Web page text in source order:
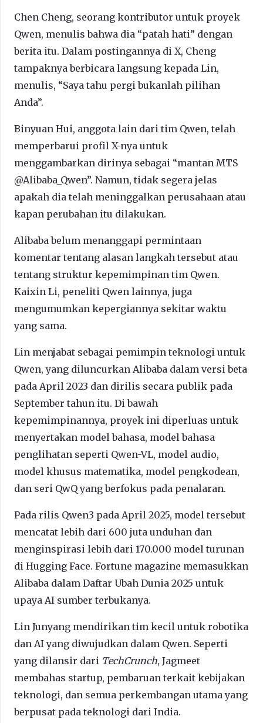
Chen Cheng, seorang kontributor untuk proyek
Qwen, menulis bahwa dia “patah hati” dengan
berita itu. Dalam postingannya di X, Cheng
tampaknya berbicara langsung kepada Lin,
menulis, “Saya tahu pergi bukanlah pilihan
Anda”.
Binyuan Hui, anggota lain dari tim Qwen, telah
memperbarui profil X-nya untuk
menggambarkan dirinya sebagai “mantan MTS
@Alibaba_Qwen”. Namun, tidak segera jelas
apakah dia telah meninggalkan perusahaan atau
kapan perubahan itu dilakukan.
Alibaba belum menanggapi permintaan
komentar tentang alasan langkah tersebut atau
tentang struktur kepemimpinan tim Qwen.
Kaixin Li, peneliti Qwen lainnya, juga
mengumumkan kepergiannya sekitar waktu
yang sama.
Lin menjabat sebagai pemimpin teknologi untuk
Qwen, yang diluncurkan Alibaba dalam versi beta
pada April 2023 dan dirilis secara publik pada
September tahun itu. Di bawah
kepemimpinannya, proyek ini diperluas untuk
menyertakan model bahasa, model bahasa
penglihatan seperti Qwen-VL, model audio,
model khusus matematika, model pengkodean,
dan seri QwQ yang berfokus pada penalaran.
Pada rilis Qwen3 pada April 2025, model tersebut
mencatat lebih dari 600 juta unduhan dan
menginspirasi lebih dari 170.000 model turunan
di Hugging Face. Fortune magazine memasukkan
Alibaba dalam Daftar Ubah Dunia 2025 untuk
upaya AI sumber terbukanya.
Lin Junyang mendirikan tim kecil untuk robotika
dan AI yang diwujudkan dalam Qwen. Seperti
yang dilansir dari TechCrunch, Jagmeet
membahas startup, pembaruan terkait kebijakan
teknologi, dan semua perkembangan utama yang
berpusat pada teknologi dari India.